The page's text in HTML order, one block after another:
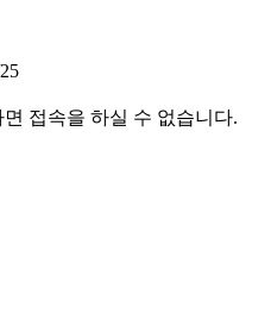
접속을 하실 수 없습니다.